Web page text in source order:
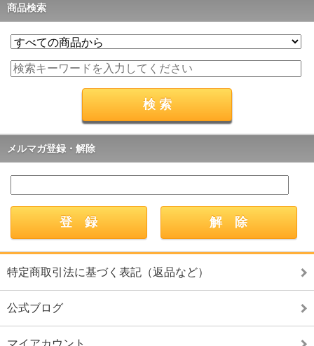
商品検索
メルマガ登録・解除
特定商取引法に基づく表記（返品など）
公式ブログ